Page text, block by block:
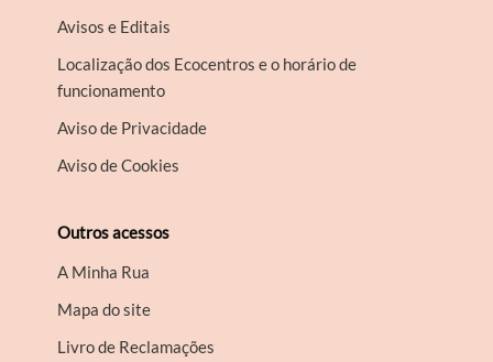
Avisos e Editais
Localização dos Ecocentros e o horário de
funcionamento
Aviso de Privacidade
Aviso de Cookies
Outros acessos
A Minha Rua
Mapa do site
Livro de Reclamações